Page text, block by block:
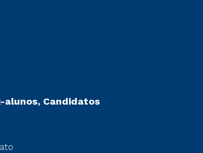
alunos, Candidatos